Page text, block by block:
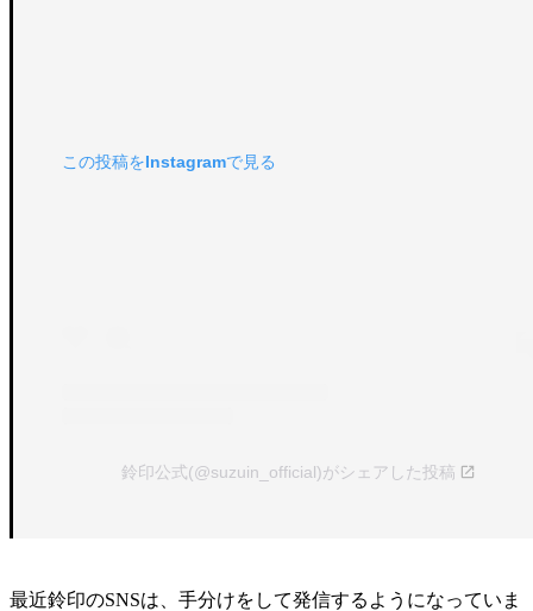
この投稿をInstagramで見る
鈴印公式(@suzuin_official)がシェアした投稿
最近鈴印のSNSは、手分けをして発信するようになっていま